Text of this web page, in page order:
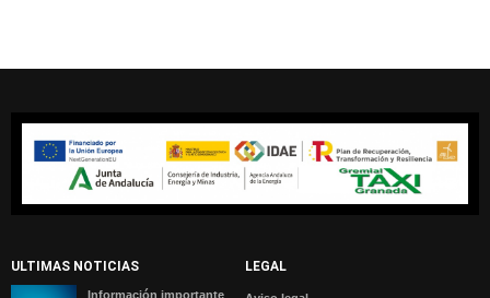
ULTIMAS NOTICIAS
Información importante
LEGAL